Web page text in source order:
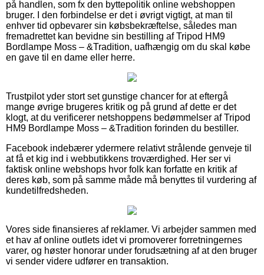
på handlen, som fx den byttepolitik online webshoppen
bruger. I den forbindelse er det i øvrigt vigtigt, at man til
enhver tid opbevarer sin købsbekræftelse, således man
fremadrettet kan bevidne sin bestilling af Tripod HM9
Bordlampe Moss – &Tradition, uafhængig om du skal købe
en gave til en dame eller herre.
Trustpilot yder stort set gunstige chancer for at eftergå
mange øvrige brugeres kritik og på grund af dette er det
klogt, at du verificerer netshoppens bedømmelser af Tripod
HM9 Bordlampe Moss – &Tradition forinden du bestiller.
Facebook indebærer ydermere relativt strålende genveje til
at få et kig ind i webbutikkens troværdighed. Her ser vi
faktisk online webshops hvor folk kan forfatte en kritik af
deres køb, som på samme måde må benyttes til vurdering af
kundetilfredsheden.
Vores side finansieres af reklamer. Vi arbejder sammen med
et hav af online outlets idet vi promoverer forretningernes
varer, og høster honorar under forudsætning af at den bruger
vi sender videre udfører en transaktion.